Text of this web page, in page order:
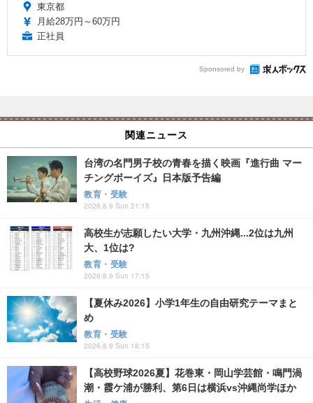
東京都
月給28万円～60万円
正社員
Sponsored by
関連ニュース
台湾の名門男子校の青春を描く映画『進行曲 マー
チングボーイズ』日本版予告編
教育・受験
2026.8.9 Sun 21:15
高校生が志願したい大学・九州沖縄...2位は九州
大、1位は?
教育・受験
2026.8.9 Sun 17:15
【夏休み2026】小学1年生の自由研究テーマまと
め
教育・受験
2026.8.9 Sun 18:15
【高校野球2026夏】花巻東・岡山学芸館・鳴門渦
潮・霞ケ浦が勝利、第6日は横浜vs沖縄尚学ほか